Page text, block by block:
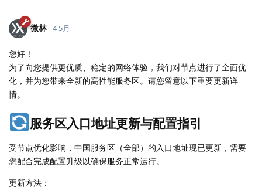
微林 4 5月
您好！
为了向您提供更优质、稳定的网络体验，我们对节点进行了全面优
化，并为您带来全新的高性能服务区。请您留意以下重要更新详
情。
服务区入口地址更新与配置指引
受节点优化影响，中国服务区（全部）的入口地址现已更新，需要
您配合完成配置升级以确保服务正常运行。
更新方法：